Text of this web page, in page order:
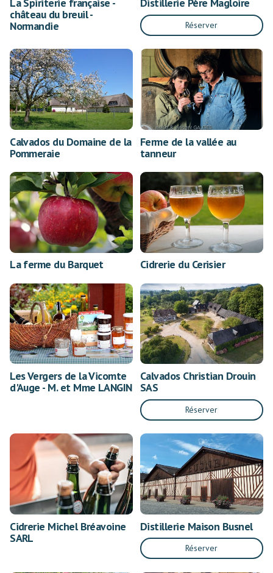
château du breuil -
Normandie
Réserver
Calvados du Domaine de la
Pommeraie
Ferme de la vallée au
tanneur
La ferme du Barquet Cidrerie du Cerisier
Les Vergers de la Vicomte
d'Auge - M. et Mme LANGIN
Calvados Christian Drouin
SAS
Réserver
Cidrerie Michel Bréavoine
SARL
Distillerie Maison Busnel
Réserver